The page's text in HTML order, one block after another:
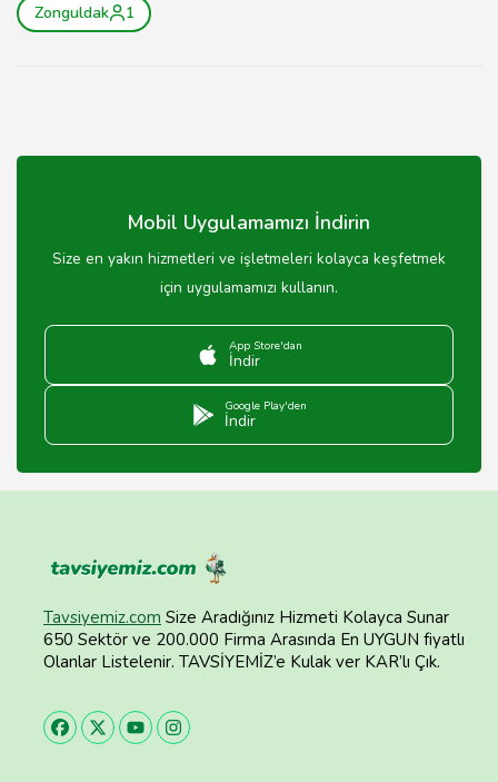
Zonguldak
1
Mobil Uygulamamızı İndirin
Size en yakın hizmetleri ve işletmeleri kolayca keşfetmek
için uygulamamızı kullanın.
App Store'dan
İndir
Google Play'den
İndir
Tavsiyemiz.com Size Aradığınız Hizmeti Kolayca Sunar
650 Sektör ve 200.000 Firma Arasında En UYGUN fiyatlı
Olanlar Listelenir. TAVSİYEMİZ’e Kulak ver KAR’lı Çık.